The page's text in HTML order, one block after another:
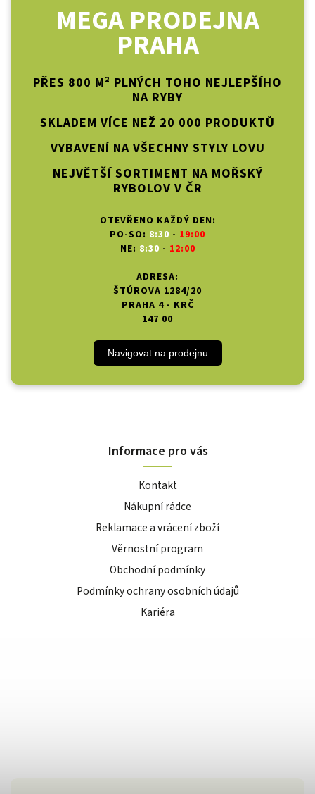
MEGA PRODEJNA
PRAHA
PŘES 800 M² PLNÝCH TOHO NEJLEPŠÍHO
NA RYBY
SKLADEM VÍCE NEŽ 20 000 PRODUKTŮ
VYBAVENÍ NA VŠECHNY STYLY LOVU
NEJVĚTŠÍ SORTIMENT NA MOŘSKÝ
RYBOLOV V ČR
OTEVŘENO KAŽDÝ DEN:
PO-SO: 8:30 - 19:00
NE: 8:30 - 12:00
ADRESA:
ŠTÚROVA 1284/20
PRAHA 4 - KRČ
147 00
Navigovat na prodejnu
Informace pro vás
Kontakt
Nákupní rádce
Reklamace a vrácení zboží
Věrnostní program
Obchodní podmínky
Podmínky ochrany osobních údajů
Kariéra